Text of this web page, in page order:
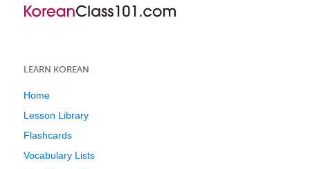
LEARN KOREAN
Home
Lesson Library
Flashcards
Vocabulary Lists